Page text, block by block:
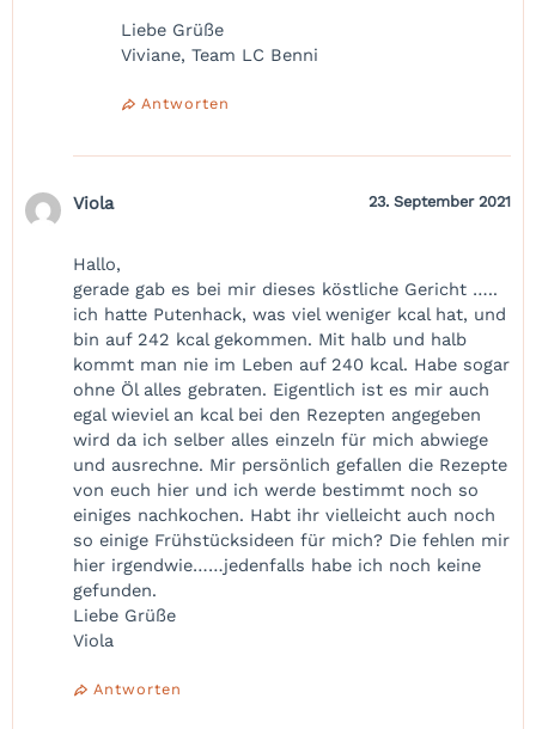
Liebe Grüße
Viviane, Team LC Benni
Antworten
Viola 23. September 2021
Hallo,
gerade gab es bei mir dieses köstliche Gericht …..
ich hatte Putenhack, was viel weniger kcal hat, und
bin auf 242 kcal gekommen. Mit halb und halb
kommt man nie im Leben auf 240 kcal. Habe sogar
ohne Öl alles gebraten. Eigentlich ist es mir auch
egal wieviel an kcal bei den Rezepten angegeben
wird da ich selber alles einzeln für mich abwiege
und ausrechne. Mir persönlich gefallen die Rezepte
von euch hier und ich werde bestimmt noch so
einiges nachkochen. Habt ihr vielleicht auch noch
so einige Frühstücksideen für mich? Die fehlen mir
hier irgendwie……jedenfalls habe ich noch keine
gefunden.
Liebe Grüße
Viola
Antworten